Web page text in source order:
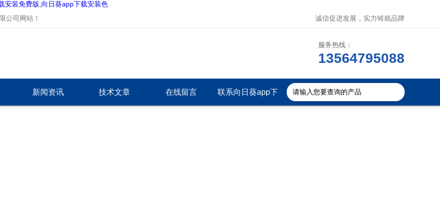
安装免费版,向日葵app下载安装色
网站！
诚信促进发展，实力铸就品牌
服务热线：
13564795088
新闻资讯 技术文章 在线留言 联系向日葵app下